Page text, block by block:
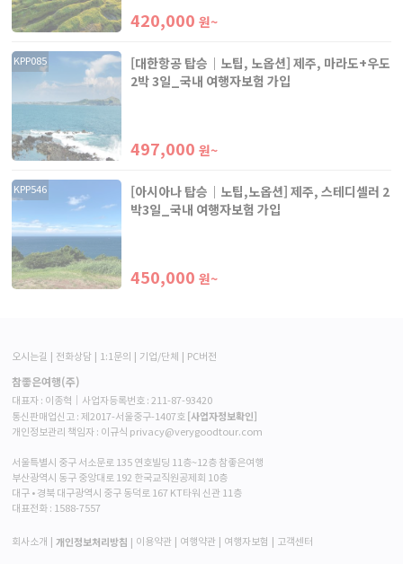
420,000 원~
KPP085
[대한항공 탑승｜노팁, 노옵션] 제주, 마라도+우도
2박 3일_국내 여행자보험 가입
497,000 원~
KPP546
[아시아나 탑승｜노팁,노옵션] 제주, 스테디셀러 2
박3일_국내 여행자보험 가입
450,000 원~
오시는길 전화상담 1:1문의 기업/단체 PC버전
참좋은여행(주)
대표자 : 이종혁│사업자등록번호 : 211-87-93420
통신판매업신고 : 제2017-서울중구-1407호 [사업자정보확인]
개인정보관리 책임자 : 이규식 privacy@verygoodtour.com
서울특별시 중구 서소문로 135 연호빌딩 11층~12층 참좋은여행
부산광역시 동구 중앙대로 192 한국교직원공제회 10층
대구 • 경북 대구광역시 중구 동덕로 167 KT타워 신관 11층
대표전화 : 1588-7557
회사소개 개인정보처리방침 이용약관 여행약관 여행자보험 고객센터